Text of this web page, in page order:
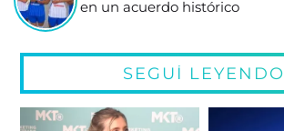
en un acuerdo histórico
SEGUÍ LEYENDO